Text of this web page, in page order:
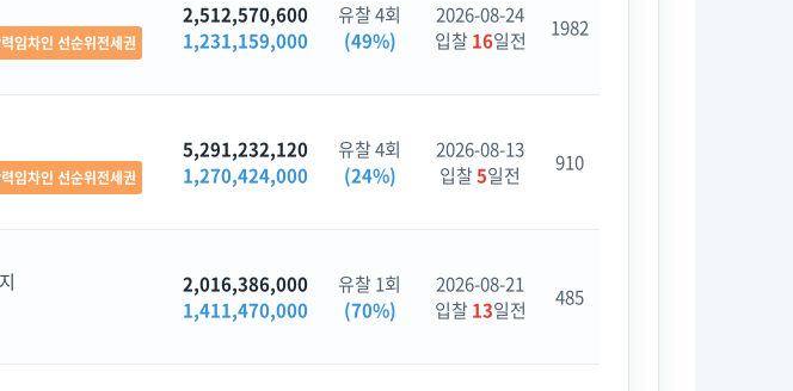
임차인 선순위전세권
2,512,570,600
1,231,159,000
유찰 4회
(49%)
2026-08-24
입찰16일전 1982
임차인 선순위전세권
5,291,232,120
1,270,424,000
유찰 4회
(24%)
2026-08-13
입찰5일전 910
2,016,386,000
1,411,470,000
유찰 1회
(70%)
2026-08-21
입찰13일전 485